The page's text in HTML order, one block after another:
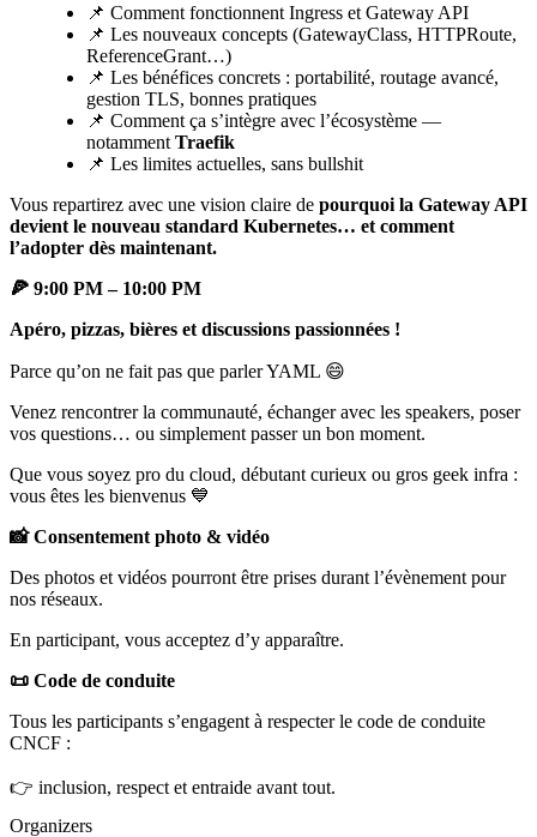
📌 Comment fonctionnent Ingress et Gateway API
📌 Les nouveaux concepts (GatewayClass, HTTPRoute,
ReferenceGrant…)
📌 Les bénéfices concrets : portabilité, routage avancé,
gestion TLS, bonnes pratiques
📌 Comment ça s’intègre avec l’écosystème —
notamment Traefik
📌 Les limites actuelles, sans bullshit
Vous repartirez avec une vision claire de pourquoi la Gateway API
devient le nouveau standard Kubernetes… et comment
l’adopter dès maintenant.
🍕 9:00 PM – 10:00 PM
Apéro, pizzas, bières et discussions passionnées !
Parce qu’on ne fait pas que parler YAML 😄
Venez rencontrer la communauté, échanger avec les speakers, poser
vos questions… ou simplement passer un bon moment.
Que vous soyez pro du cloud, débutant curieux ou gros geek infra :
vous êtes les bienvenus 💙
📸 Consentement photo & vidéo
Des photos et vidéos pourront être prises durant l’évènement pour
nos réseaux.
En participant, vous acceptez d’y apparaître.
📜 Code de conduite
Tous les participants s’engagent à respecter le code de conduite
CNCF :
👉 inclusion, respect et entraide avant tout.
Organizers